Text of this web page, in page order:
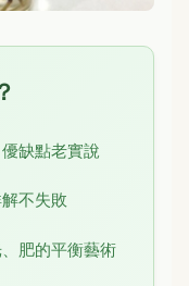
缺點老實說
不失敗
肥的平衡藝術